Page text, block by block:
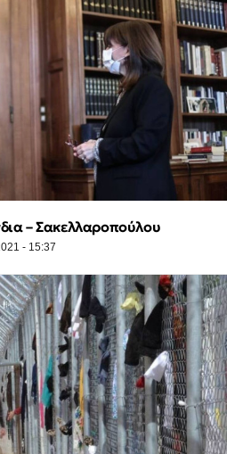
– Σακελλαροπούλου
- 15:37